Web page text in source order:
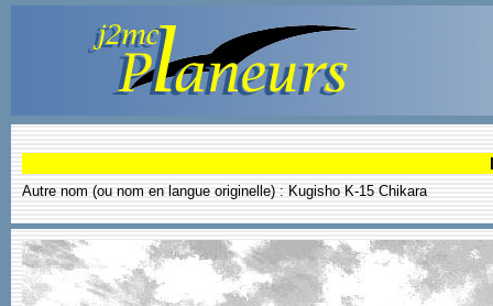
Autre nom (ou nom en langue originelle) : Kugisho K-15 Chikara